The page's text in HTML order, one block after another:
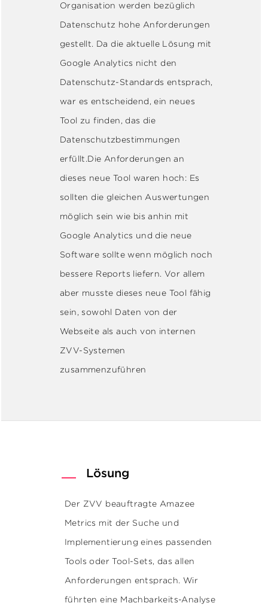
Organisation werden bezüglich
Datenschutz hohe Anforderungen
gestellt. Da die aktuelle Lösung mit
Google Analytics nicht den
Datenschutz-Standards entsprach,
war es entscheidend, ein neues
Tool zu finden, das die
Datenschutzbestimmungen
erfüllt.Die Anforderungen an
dieses neue Tool waren hoch: Es
sollten die gleichen Auswertungen
möglich sein wie bis anhin mit
Google Analytics und die neue
Software sollte wenn möglich noch
bessere Reports liefern. Vor allem
aber musste dieses neue Tool fähig
sein, sowohl Daten von der
Webseite als auch von internen
ZVV-Systemen
zusammenzuführen
Lösung
Der ZVV beauftragte Amazee
Metrics mit der Suche und
Implementierung eines passenden
Tools oder Tool-Sets, das allen
Anforderungen entsprach. Wir
führten eine Machbarkeits-Analyse